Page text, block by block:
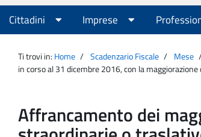
Agenzia
Entrate
Menu
principale
Cittadini Imprese
Ti trovi in: Home Scadenzario Fiscale Mese
in corso al 31 dicembre 2016, con la
Affrancamento dei